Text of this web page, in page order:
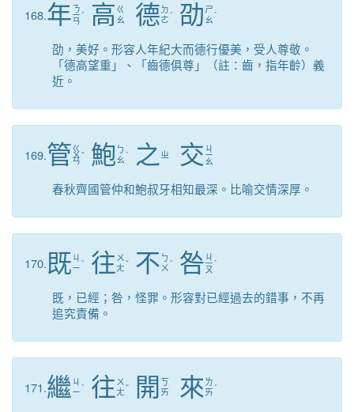
168.年ㄋ
ㄧ
ㄢ
ˊ 高 ㄍ
ㄠ
德 ㄉ
ㄜ ˊ 劭 ㄕ
ㄠˋ
劭，美好。形容人年紀大而德行優美，受人尊敬。
「德高望重」、「齒德俱尊」（註：齒，指年齡）義
近。
169.管ㄍ
ㄨ
ㄢ
ˇ 鮑 ㄅ
ㄠˋ 之 ㄓ 交 ㄐ
ㄧ
ㄠ
春秋齊國管仲和鮑叔牙相知最深。比喻交情深厚。
170. 既 ㄐ
ㄧˋ 往 ㄨ
ㄤˇ 不 ㄅ
ㄨ ˋ 咎 ㄐ
ㄧ
ㄡ
ˋ
既，已經；咎，怪罪。形容對已經過去的錯事，不再
追究責備。
171.繼 ㄐ
ㄧˋ 往 ㄨ
ㄤˇ 開 ㄎ
ㄞ
來 ㄌ
ㄞ ˊ